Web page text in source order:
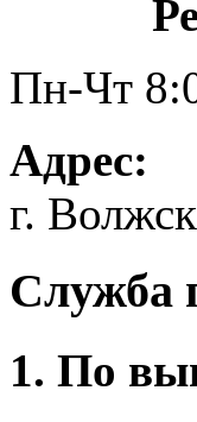
Пн-Чт
Адрес:
г.
Служба
1. По